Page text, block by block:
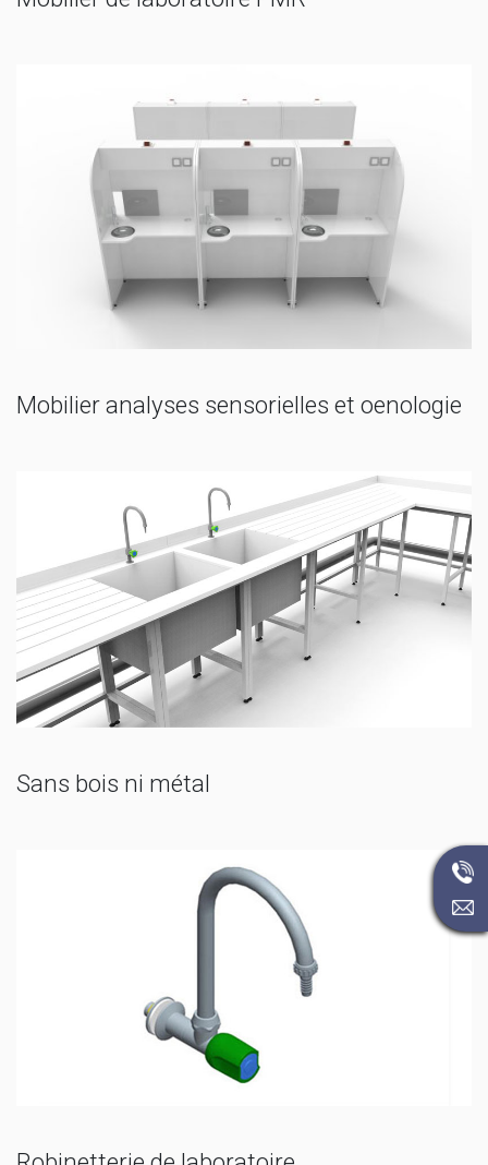
Mobilier analyses sensorielles et oenologie
Sans bois ni métal